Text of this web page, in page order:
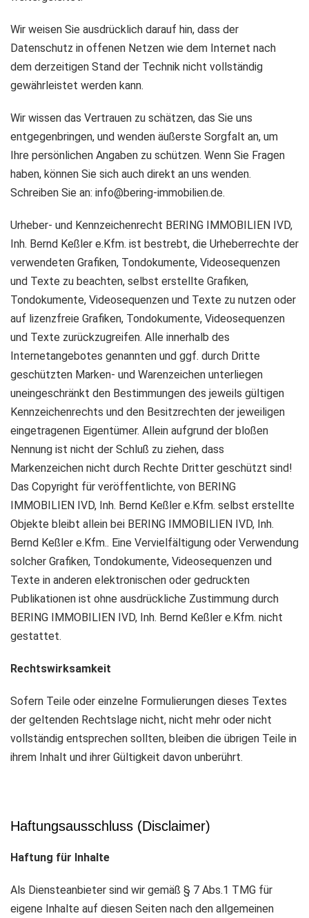
Wir weisen Sie ausdrücklich darauf hin, dass der
Datenschutz in offenen Netzen wie dem Internet nach
dem derzeitigen Stand der Technik nicht vollständig
gewährleistet werden kann.
Wir wissen das Vertrauen zu schätzen, das Sie uns
entgegenbringen, und wenden äußerste Sorgfalt an, um
Ihre persönlichen Angaben zu schützen. Wenn Sie Fragen
haben, können Sie sich auch direkt an uns wenden.
Schreiben Sie an: info@bering-immobilien.de.
Urheber- und Kennzeichenrecht BERING IMMOBILIEN IVD,
Inh. Bernd Keßler e.Kfm. ist bestrebt, die Urheberrechte der
verwendeten Grafiken, Tondokumente, Videosequenzen
und Texte zu beachten, selbst erstellte Grafiken,
Tondokumente, Videosequenzen und Texte zu nutzen oder
auf lizenzfreie Grafiken, Tondokumente, Videosequenzen
und Texte zurückzugreifen. Alle innerhalb des
Internetangebotes genannten und ggf. durch Dritte
geschützten Marken- und Warenzeichen unterliegen
uneingeschränkt den Bestimmungen des jeweils gültigen
Kennzeichenrechts und den Besitzrechten der jeweiligen
eingetragenen Eigentümer. Allein aufgrund der bloßen
Nennung ist nicht der Schluß zu ziehen, dass
Markenzeichen nicht durch Rechte Dritter geschützt sind!
Das Copyright für veröffentlichte, von BERING
IMMOBILIEN IVD, Inh. Bernd Keßler e.Kfm. selbst erstellte
Objekte bleibt allein bei BERING IMMOBILIEN IVD, Inh.
Bernd Keßler e.Kfm.. Eine Vervielfältigung oder Verwendung
solcher Grafiken, Tondokumente, Videosequenzen und
Texte in anderen elektronischen oder gedruckten
Publikationen ist ohne ausdrückliche Zustimmung durch
BERING IMMOBILIEN IVD, Inh. Bernd Keßler e.Kfm. nicht
gestattet.
Rechtswirksamkeit
Sofern Teile oder einzelne Formulierungen dieses Textes
der geltenden Rechtslage nicht, nicht mehr oder nicht
vollständig entsprechen sollten, bleiben die übrigen Teile in
ihrem Inhalt und ihrer Gültigkeit davon unberührt.
Haftungsausschluss (Disclaimer)
Haftung für Inhalte
Als Diensteanbieter sind wir gemäß § 7 Abs.1 TMG für
eigene Inhalte auf diesen Seiten nach den allgemeinen